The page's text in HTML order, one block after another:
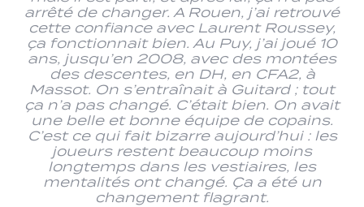
arrêté de changer. A Rouen, j’ai retrouvé
cette confiance avec Laurent Roussey,
ça fonctionnait bien. Au Puy, j’ai joué 10
ans, jusqu’en 2008, avec des montées
des descentes, en DH, en CFA2, à
Massot. On s’entraînait à Guitard ; tout
ça n’a pas changé. C’était bien. On avait
une belle et bonne équipe de copains.
C’est ce qui fait bizarre aujourd’hui : les
joueurs restent beaucoup moins
longtemps dans les vestiaires, les
mentalités ont changé. Ça a été un
changement flagrant.